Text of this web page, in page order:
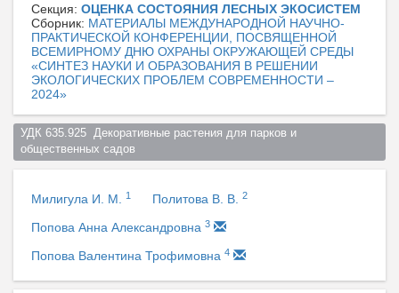
Секция: ОЦЕНКА СОСТОЯНИЯ ЛЕСНЫХ ЭКОСИСТЕМ
Сборник: МАТЕРИАЛЫ МЕЖДУНАРОДНОЙ НАУЧНО-
ПРАКТИЧЕСКОЙ КОНФЕРЕНЦИИ, ПОСВЯЩЕННОЙ
ВСЕМИРНОМУ ДНЮ ОХРАНЫ ОКРУЖАЮЩЕЙ СРЕДЫ
«СИНТЕЗ НАУКИ И ОБРАЗОВАНИЯ В РЕШЕНИИ
ЭКОЛОГИЧЕСКИХ ПРОБЛЕМ СОВРЕМЕННОСТИ –
2024»
УДК 635.925  Декоративные растения для парков и
общественных садов
Милигула И. М. 1 Политова В. В. 2
Попова Анна Александровна 3
Попова Валентина Трофимовна 4